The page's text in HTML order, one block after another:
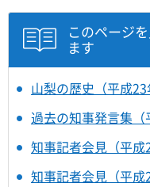
このページ
ます
山梨の歴史（平成23
過去の知事発言集（
知事記者会見（平成
知事記者会見（平成